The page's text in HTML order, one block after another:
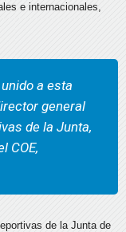
e internacionales,
a esta
general
de la Junta,
COE,
de la Junta de